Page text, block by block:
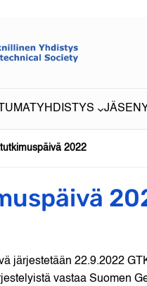
YHDISTYS
2022
järjestetään 22.9.2022
vastaa Suomen